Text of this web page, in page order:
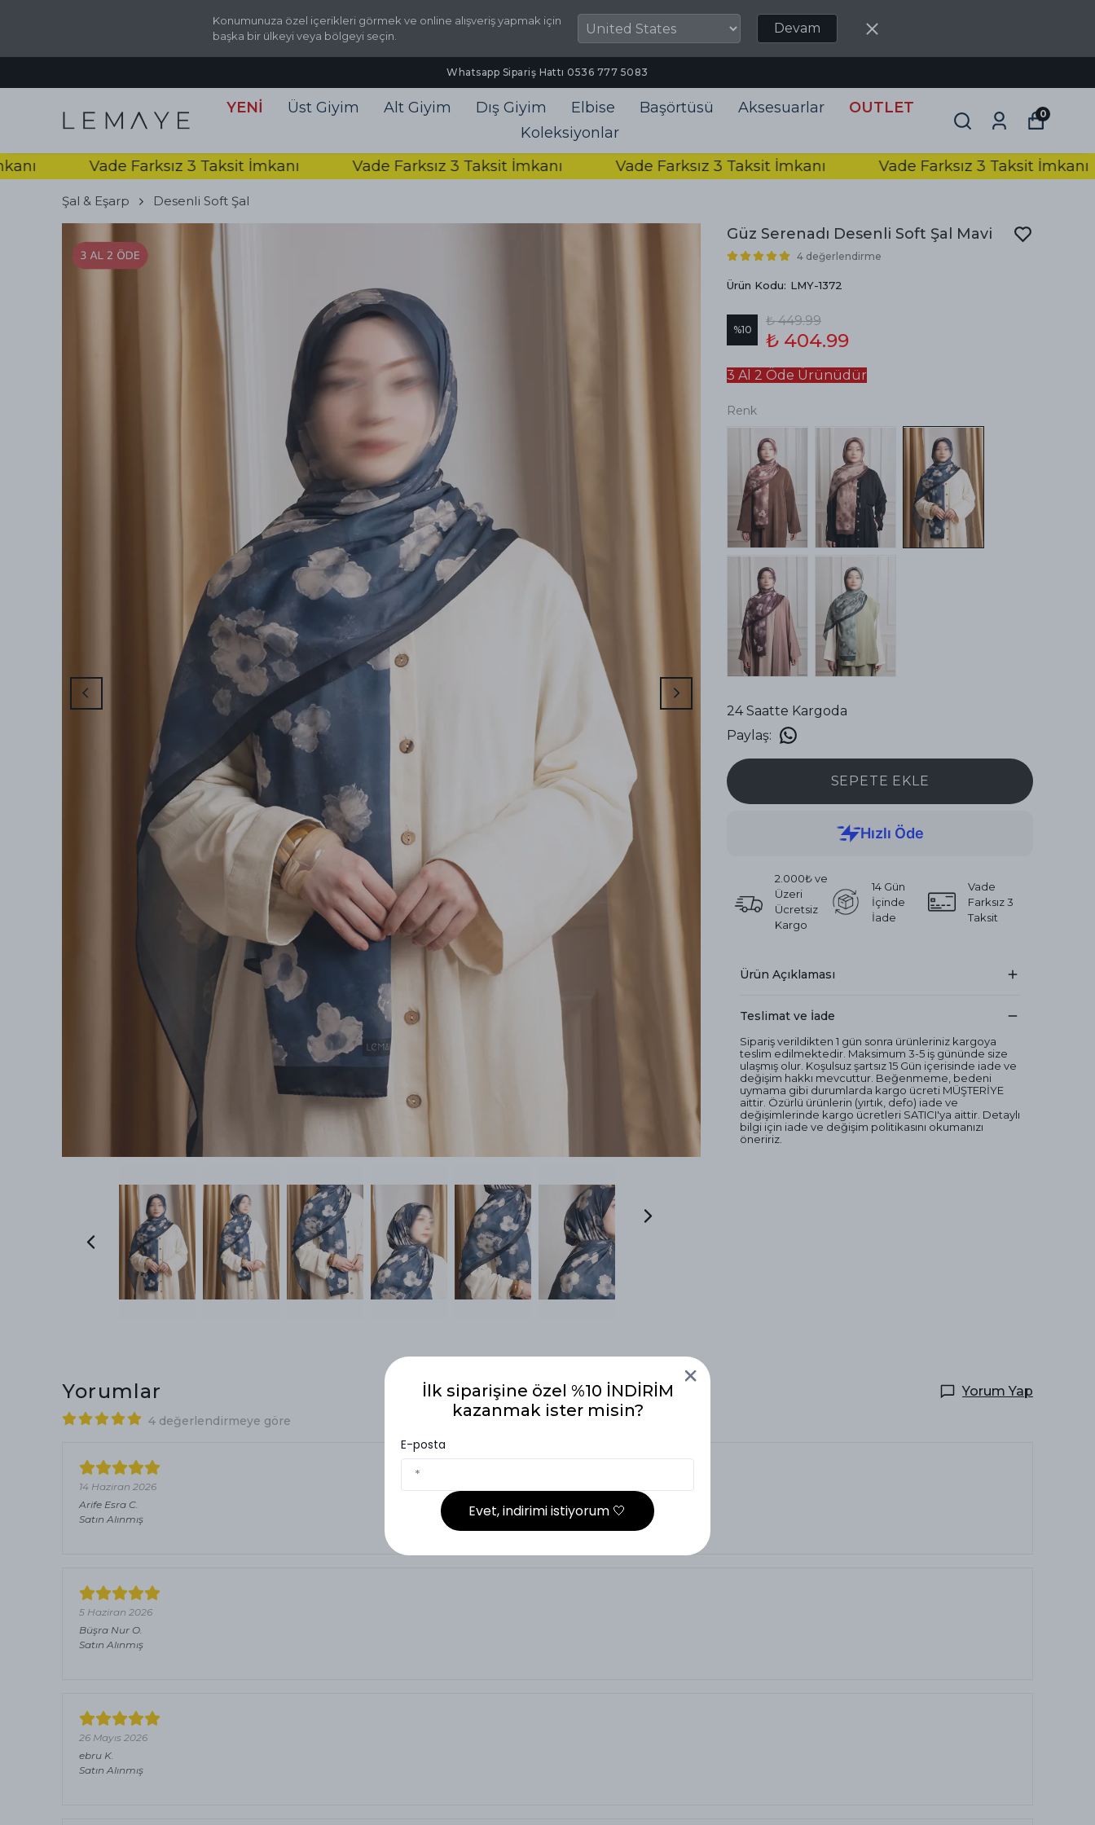
Konumunuza özel içerikleri görmek ve online alışveriş yapmak için
başka bir ülkeyi veya bölgeyi seçin.
Devam
2000₺ ve Üzeri Ücretsiz Kargo
YENİ Üst Giyim Alt Giyim Dış Giyim Elbise Başörtüsü Aksesuarlar
OUTLET
Koleksiyonlar
0
Vade Farksız 3 Taksit İmkanı Vade Farksız 3 Taksit İmkanı Vade Farksız 3 Taksit İmkanı Vade Farksız 3 Taksit İmkanı
Şal & Eşarp Desenli Soft Şal
Güz Serenadı Desenli Soft Şal Mavi
4 değerlendirme
Ürün Kodu: LMY-1372
%10
₺ 449.99
₺ 404.99
3 Al 2 Öde Ürünüdür
Renk
24 Saatte Kargoda
Paylaş:
SEPETE EKLE
2.000₺ ve
Üzeri
Ücretsiz
Kargo
14 Gün
İçinde
İade
Vade
Farksız 3
Taksit
Ürün Açıklaması
Teslimat ve İade
Sipariş verildikten 1 gün sonra ürünleriniz kargoya
teslim edilmektedir. Maksimum 3-5 iş gününde size
ulaşmış olur. Koşulsuz şartsız 15 Gün içerisinde iade ve
değişim hakkı mevcuttur. Beğenmeme, bedeni
uymama gibi durumlarda kargo ücreti MÜŞTERİYE
aittir. Özürlü ürünlerin (yırtık, defo) iade ve
değişimlerinde kargo ücretleri SATICI'ya aittir. Detaylı
bilgi için iade ve değişim politikasını okumanızı
öneririz.
Yorumlar Yorum Yap
4 değerlendirmeye göre
14 Haziran 2026
Arife Esra C.
Satın Alınmış
5 Haziran 2026
Büşra Nur O.
Satın Alınmış
26 Mayıs 2026
ebru K.
Satın Alınmış
İlk siparişine özel %10 İNDİRİM
kazanmak ister misin?
E-posta
Evet, indirimi istiyorum 🤍